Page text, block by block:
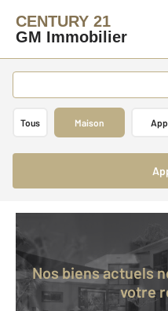
CENTURY 21
GM Immobilier
Tous Maison
Nos biens actuels ne correspondent pas à
votre